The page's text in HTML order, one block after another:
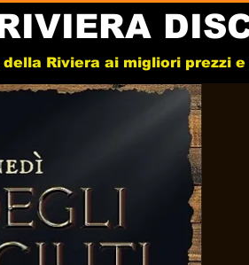
Riviera ai migliori prezzi